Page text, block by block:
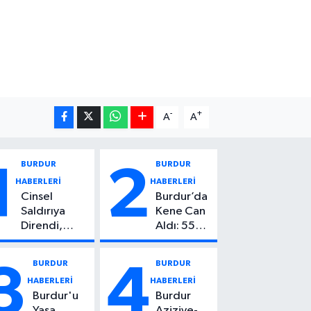
A- A+
BURDUR
HABERLERİ
Cinsel
Saldırıya
Direndi,
Başından
Yaşındaki
Çocuktan
Kötü Haber!
2 BURDUR
HABERLERİ
Burdur’da
Kene Can
Aldı: 55
Yaşındaki
Hayatını
Kaybetti
BURDUR
HABERLERİ
Burdur'u
4 BURDUR
HABERLERİ
Burdur